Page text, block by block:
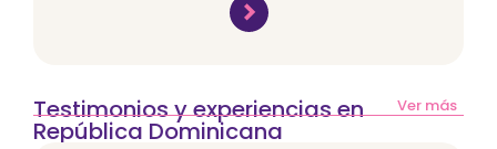
Testimonios y experiencias en
República Dominicana
Ver más